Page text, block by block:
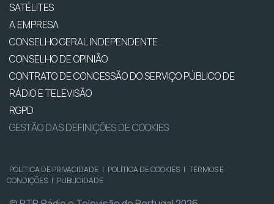
SATÉLITES
A EMPRESA
CONSELHO GERAL INDEPENDENTE
CONSELHO DE OPINIÃO
CONTRATO DE CONCESSÃO DO SERVIÇO PÚBLICO DE
RÁDIO E TELEVISÃO
RGPD
GESTÃO DAS DEFINIÇÕES DE COOKIES
POLÍTICA DE PRIVACIDADE | POLÍTICA DE COOKIES | TERMOS E
CONDIÇÕES | PUBLICIDADE